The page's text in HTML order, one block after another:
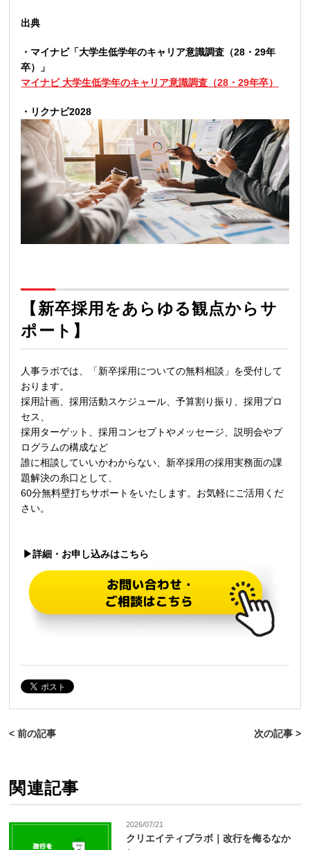
出典
・マイナビ「大学生低学年のキャリア意識調査（28 ・29年
卒）」
マイナビ 大学生低学年のキャリア意識調査（28 ・29年卒）
・リクナビ2028
【新卒採用をあらゆる観点からサ
ポート】
人事ラボでは、「新卒採用についての無料相談」を受付して
おります。
採用計画、採用活動スケジュール、予算割り振り、採用プロ
セス、
採用ターゲット、採用コンセプトやメッセージ、説明会やプ
ログラムの構成など
誰に相談していいかわからない、新卒採用の採用実務面の課
題解決の糸口として、
60分無料壁打ちサポートをいたします。お気軽にご活用くだ
さい。
▶詳細・お申し込みはこちら
< 前の記事 次の記事 >
関連記事
2026/07/21
クリエイティブラボ｜改行を侮るなか